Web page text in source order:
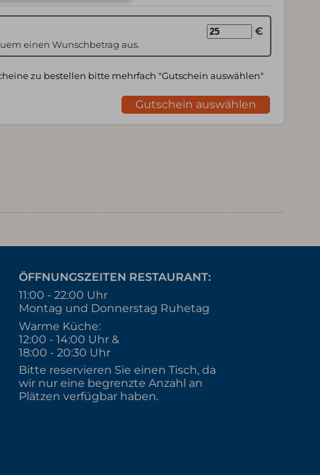
einen Wunschbetrag aus.
€
zu bestellen bitte mehrfach "Gutschein auswählen"
Gutschein auswählen
ÖFFNUNGSZEITEN RESTAURANT:
11:00 - 22:00 Uhr
Montag und Donnerstag Ruhetag
Warme Küche:
12:00 - 14:00 Uhr &
18:00 - 20:30 Uhr
Bitte reservieren Sie einen Tisch, da
wir nur eine begrenzte Anzahl an
Plätzen verfügbar haben.